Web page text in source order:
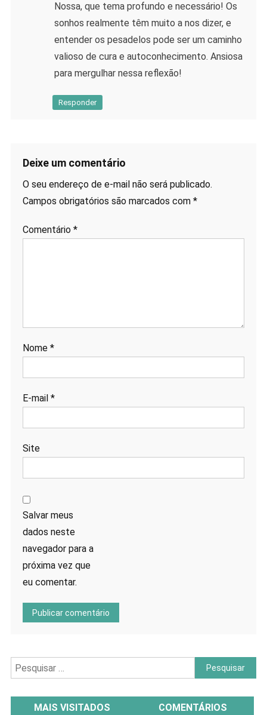
Nossa, que tema profundo e necessário! Os
sonhos realmente têm muito a nos dizer, e
entender os pesadelos pode ser um caminho
valioso de cura e autoconhecimento. Ansiosa
para mergulhar nessa reflexão!
Responder
Deixe um comentário
O seu endereço de e-mail não será publicado.
Campos obrigatórios são marcados com *
Comentário *
Nome *
E-mail *
Site
Salvar meus
dados neste
navegador para a
próxima vez que
eu comentar.
Pesquisar
por:
MAIS VISITADOS COMENTÁRIOS